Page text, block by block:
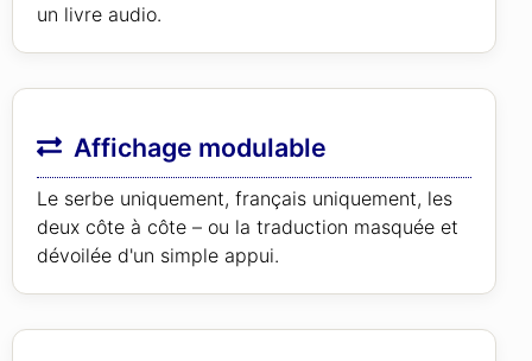
un livre audio.
Affichage modulable
Le serbe uniquement, français uniquement, les
deux côte à côte – ou la traduction masquée et
dévoilée d'un simple appui.